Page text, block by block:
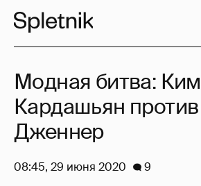
Модная битва: Ким
Кардашьян
Дженнер
08:45, 29 июня 2020 9